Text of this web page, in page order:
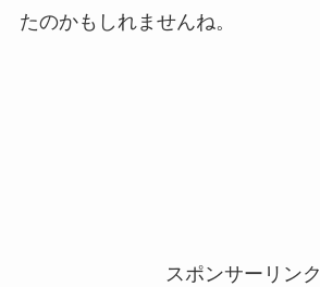
たのかもしれませんね。
スポンサーリンク